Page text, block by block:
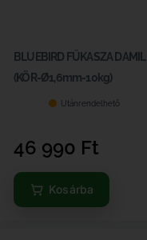
BLUEBIRD FŰKASZA DAMIL
(KÖR-Ø1,6mm-10kg)
Utánrendelhető
46 990 Ft
Kosárba